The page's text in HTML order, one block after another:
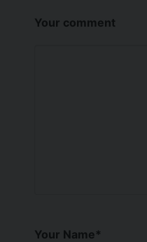
Your comment
Your Name*